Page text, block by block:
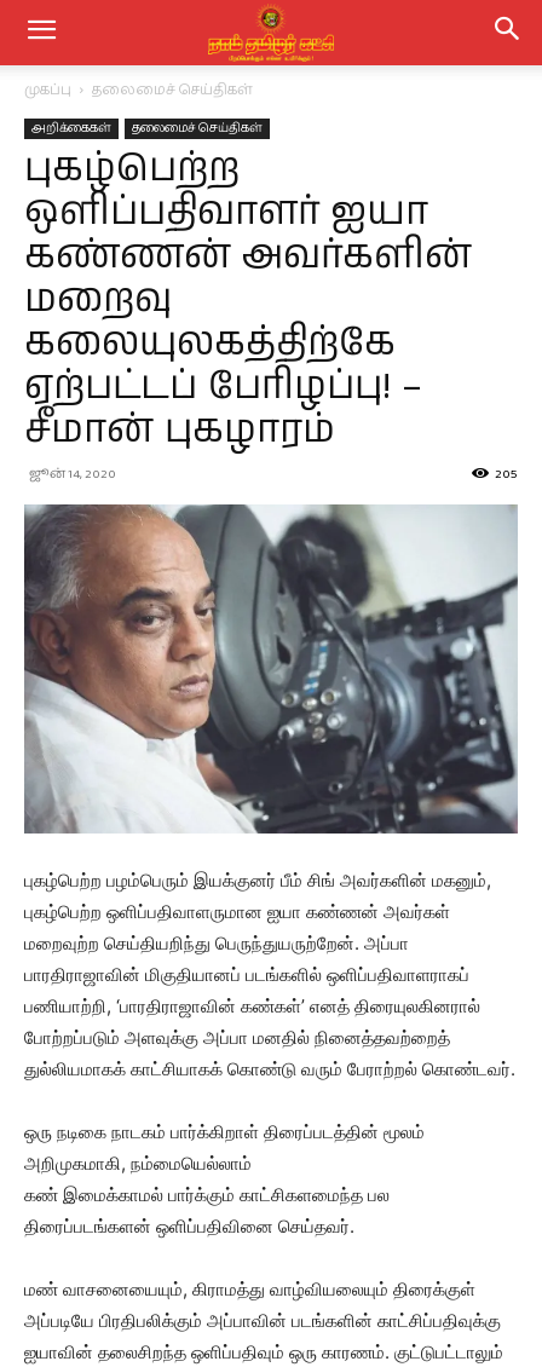
முகப்பு தலைமைச் செய்திகள்
அறிக்கைகள் தலைமைச் செய்திகள்
புகழ்பெற்ற
ஒளிப்பதிவாளர் ஐயா
கண்ணன் அவர்களின்
மறைவு
கலையுலகத்திற்கே
ஏற்பட்டப் பேரிழப்பு! –
சீமான் புகழாரம்
ஜூன் 14, 2020 205
புகழ்பெற்ற பழம்பெரும் இயக்குனர் பீம் சிங் அவர்களின் மகனும்,
புகழ்பெற்ற ஒளிப்பதிவாளருமான ஐயா கண்ணன் அவர்கள்
மறைவுற்ற செய்தியறிந்து பெருந்துயருற்றேன். அப்பா
பாரதிராஜாவின் மிகுதியானப் படங்களில் ஒளிப்பதிவாளராகப்
பணியாற்றி, ‘பாரதிராஜாவின் கண்கள்’ எனத் திரையுலகினரால்
போற்றப்படும் அளவுக்கு அப்பா மனதில் நினைத்தவற்றைத்
துல்லியமாகக் காட்சியாகக் கொண்டு வரும் பேராற்றல் கொண்டவர்.
ஒரு நடிகை நாடகம் பார்க்கிறாள் திரைப்படத்தின் மூலம்
அறிமுகமாகி, நம்மையெல்லாம்
கண் இமைக்காமல் பார்க்கும் காட்சிகளமைந்த பல
திரைப்படங்களன் ஒளிப்பதிவினை செய்தவர்.
மண் வாசனையையும், கிராமத்து வாழ்வியலையும் திரைக்குள்
அப்படியே பிரதிபலிக்கும் அப்பாவின் படங்களின் காட்சிப்பதிவுக்கு
ஐயாவின் தலைசிறந்த ஒளிப்பதிவும் ஒரு காரணம். குட்டுபட்டாலும்